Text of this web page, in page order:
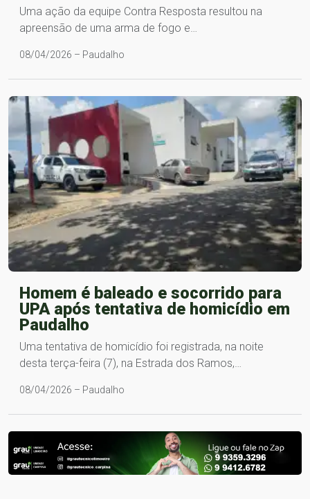
Uma ação da equipe Contra Resposta resultou na
apreensão de uma arma de fogo e…
08/04/2026 – Paudalho
Homem é baleado e socorrido para
UPA após tentativa de homicídio em
Paudalho
Uma tentativa de homicídio foi registrada, na noite
desta terça-feira (7), na Estrada dos Ramos,…
08/04/2026 – Paudalho